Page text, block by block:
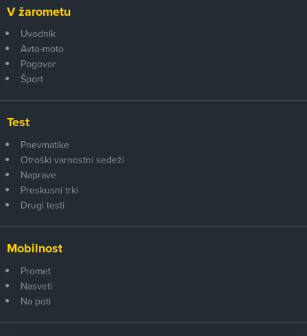
V žarometu
Uvodnik
Avto-moto
Pogovor
Šport
Test
Pnevmatike
Otroški varnostni sedeži
Naprave
Preskusni trki
Drugi testi
Mobilnost
Promet
Nasveti
Na poti